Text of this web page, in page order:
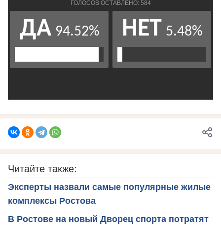
Читайте также:
Эксперты назвали самые популярные жилые
комплексы Ростова
В Ростове на новый Дворец спорта потратят